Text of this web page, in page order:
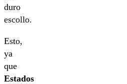
duro
escollo.
Esto,
ya
que
Estados